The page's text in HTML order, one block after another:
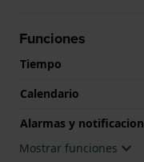
Funciones
Tiempo
Calendario
Alarmas y
Mostrar funciones